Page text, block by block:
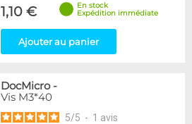
1,10 €
En stock
Expédition immédiate
Ajouter au panier
DocMicro-
Vis M3*40
5/5 - 1 avis